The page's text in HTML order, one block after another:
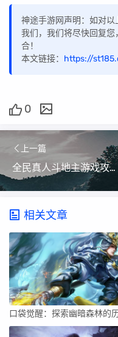
神途手游网声明：如对
我们，我们将尽快回复
合！
本文链接： https://
0
上一篇
全民真人斗地主游戏攻略：初学者如何快速入门？
相关文章